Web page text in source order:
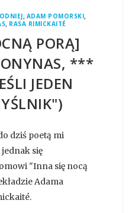
, ADAM POMORSKI,
, RASA RIMICKAITÉ
PORĄ]
***
JEDEN
dziś poetą mi
się
"Inna się nocą
Adama